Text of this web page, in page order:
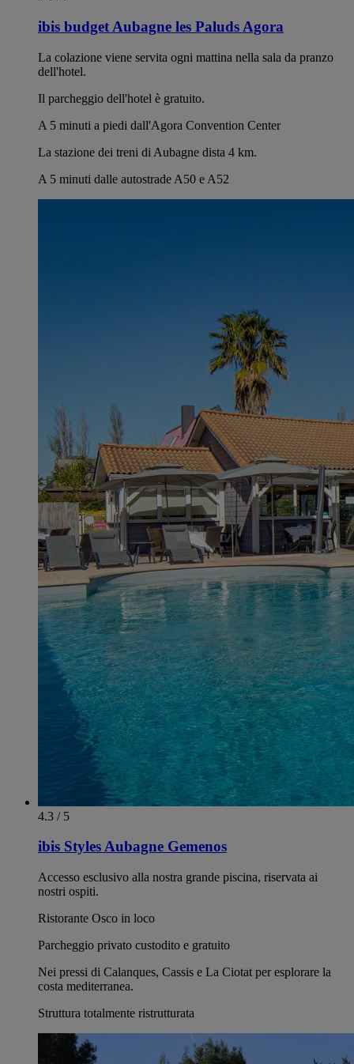
ibis budget Aubagne les Paluds Agora
La colazione viene servita ogni mattina nella sala da pranzo
dell'hotel.
Il parcheggio dell'hotel è gratuito.
A 5 minuti a piedi dall'Agora Convention Center
La stazione dei treni di Aubagne dista 4 km.
A 5 minuti dalle autostrade A50 e A52
4.3 / 5
ibis Styles Aubagne Gemenos
Accesso esclusivo alla nostra grande piscina, riservata ai
nostri ospiti.
Ristorante Osco in loco
Parcheggio privato custodito e gratuito
Nei pressi di Calanques, Cassis e La Ciotat per esplorare la
costa mediterranea.
Struttura totalmente ristrutturata